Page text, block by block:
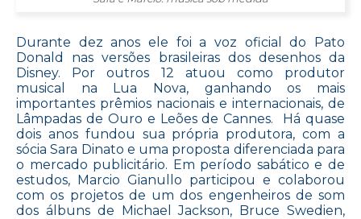
Durante dez anos ele foi a voz oficial do Pato
Donald nas versões brasileiras dos desenhos da
Disney. Por outros 12 atuou como produtor
musical na Lua Nova, ganhando os mais
importantes prêmios nacionais e internacionais, de
Lâmpadas de Ouro e Leões de Cannes. Há quase
dois anos fundou sua própria produtora, com a
sócia Sara Dinato e uma proposta diferenciada para
o mercado publicitário. Em período sabático e de
estudos, Marcio Gianullo participou e colaborou
com os projetos de um dos engenheiros de som
dos álbuns de Michael Jackson, Bruce Swedien,